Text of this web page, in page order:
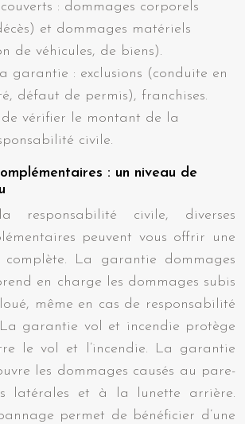
: dommages corporels
et dommages matériels
de véhicules, de biens).
garantie : exclusions (conduite en
défaut de permis), franchises.
vérifier le montant de la
civile.
: un niveau de
responsabilité civile, diverses
peuvent vous offrir une
La garantie dommages
en charge les dommages subis
même en cas de responsabilité
garantie vol et incendie protège
le vol et l’incendie. La garantie
les dommages causés au pare-
latérales et à la lunette arrière.
permet de bénéficier d’une